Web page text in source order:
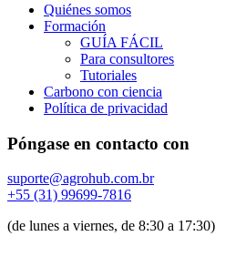
Quiénes somos
Formación
GUÍA FÁCIL
Para consultores
Tutoriales
Carbono con ciencia
Política de privacidad
Póngase en contacto con
suporte@agrohub.com.br
+55 (31) 99699-7816
(de lunes a viernes, de 8:30 a 17:30)